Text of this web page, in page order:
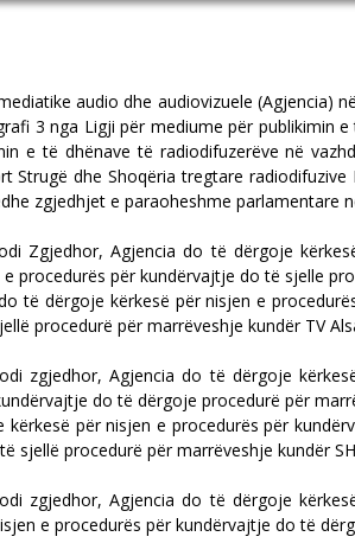
audio dhe audiovizuele (Agjencia)
3 nga Ligji për mediume për publikimin
e të dhënave të radiodifuzerëve në
Strugë dhe Shoqëria tregtare
zgjedhjet e paraoheshme parlamentare
Zgjedhor, Agjencia do të dërgoje
procedurës për kundërvajtje do të sjelle
të dërgoje kërkesë për nisjen e
procedurë për marrëveshje kundër TV
zgjedhor, Agjencia do të dërgoje
do të dërgoje procedurë për
për nisjen e procedurës për
sjellë procedurë për marrëveshje kundër
zgjedhor, Agjencia do të dërgoje
e procedurës për kundërvajtje do të